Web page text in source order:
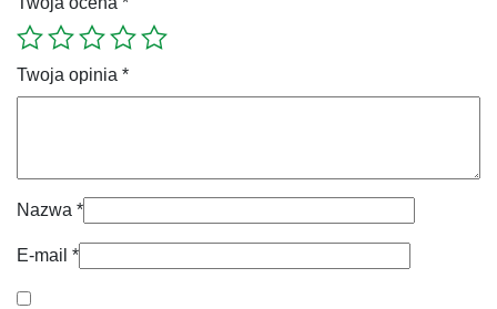
Twoja opinia *
Nazwa *
E-mail *